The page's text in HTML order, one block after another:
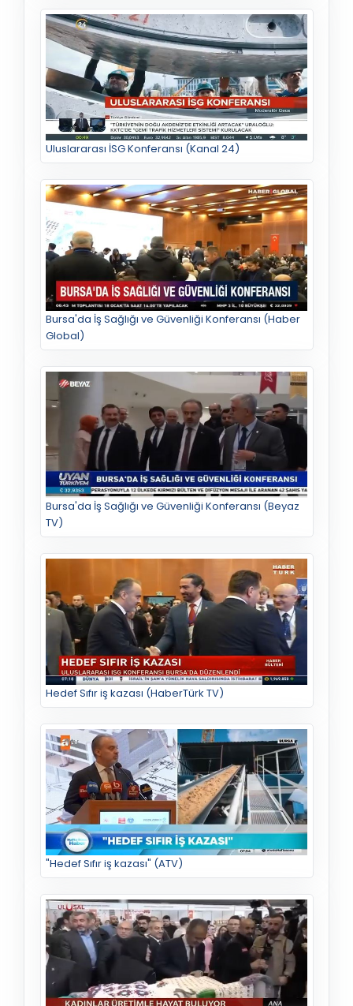
Uluslararası İSG Konferansı (Kanal 24)
Bursa'da İş Sağlığı ve Güvenliği Konferansı (Haber
Global)
Bursa'da İş Sağlığı ve Güvenliği Konferansı (Beyaz
TV)
Hedef Sıfır iş kazası (HaberTürk TV)
"Hedef Sıfır iş kazası" (ATV)